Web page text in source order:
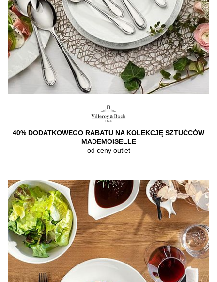
40% DODATKOWEGO RABATU NA KOLEKCJĘ SZTUĆCÓW
MADEMOISELLE
od ceny outlet